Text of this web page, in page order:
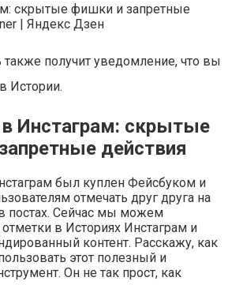
скрытые фишки и запретные
| Яндекс Дзен
также получит уведомление, что вы
Истории.
Инстаграм: скрытые
действия
был куплен Фейсбуком и
отмечать друг друга на
постах. Сейчас мы можем
в Историях Инстаграм и
контент. Расскажу, как
этот полезный и
Он не так прост, как